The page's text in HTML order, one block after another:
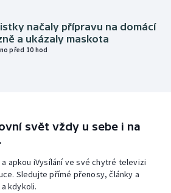
načaly přípravu na domácí
a ukázaly maskota
před 10 hod
svět vždy u sebe i na
a apkou iVysílání ve své chytré televizi
Sledujte přímé přenosy, články a
kdykoli.